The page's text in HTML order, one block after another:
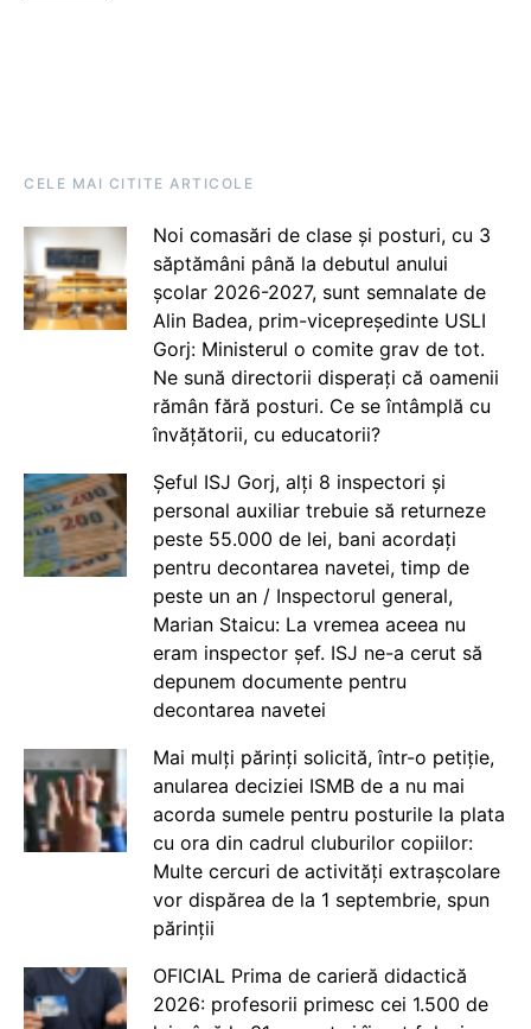
CELE MAI CITITE ARTICOLE
Noi comasări de clase și posturi, cu 3
săptămâni până la debutul anului
școlar 2026-2027, sunt semnalate de
Alin Badea, prim-vicepreședinte USLI
Gorj: Ministerul o comite grav de tot.
Ne sună directorii disperați că oamenii
rămân fără posturi. Ce se întâmplă cu
învățătorii, cu educatorii?
Șeful ISJ Gorj, alți 8 inspectori și
personal auxiliar trebuie să returneze
peste 55.000 de lei, bani acordați
pentru decontarea navetei, timp de
peste un an / Inspectorul general,
Marian Staicu: La vremea aceea nu
eram inspector șef. ISJ ne-a cerut să
depunem documente pentru
decontarea navetei
Mai mulți părinți solicită, într-o petiție,
anularea deciziei ISMB de a nu mai
acorda sumele pentru posturile la plata
cu ora din cadrul cluburilor copiilor:
Multe cercuri de activități extrașcolare
vor dispărea de la 1 septembrie, spun
părinții
OFICIAL Prima de carieră didactică
2026: profesorii primesc cei 1.500 de